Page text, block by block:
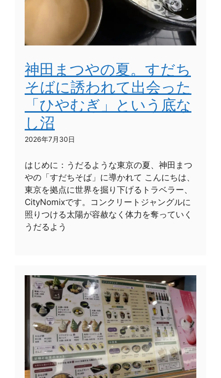
神田まつやの夏。すだち
そばに誘われて出会った
「ひやむぎ」という底な
し沼
2026年7月30日
はじめに：うだるような東京の夏、神田まつ
やの「すだちそば」に導かれて こんにちは、
東京を拠点に世界を掘り下げるトラベラー、
CityNomixです。コンクリートジャングルに
照りつける太陽が容赦なく体力を奪っていく
うだるよう